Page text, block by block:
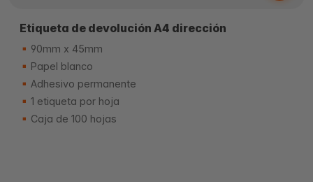
Etiqueta de devolución A4 dirección
90mm x 45mm
Papel blanco
Adhesivo permanente
1 etiqueta por hoja
Caja de 100 hojas